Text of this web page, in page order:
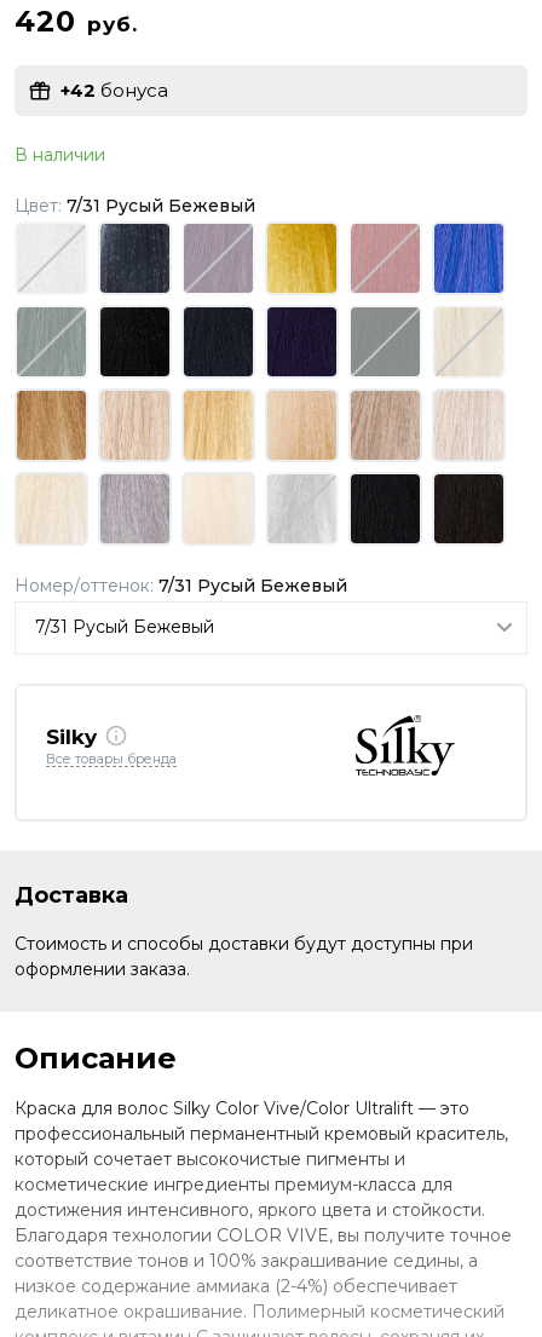
420 руб.
+42 бонуса
В наличии
Цвет: 7/31 Русый Бежевый
Номер/оттенок: 7/31 Русый Бежевый
Silky
Все товары бренда
Доставка
Стоимость и способы доставки будут доступны при
оформлении заказа.
Описание
Краска для волос Silky Color Vive/Color Ultralift — это
профессиональный перманентный кремовый краситель,
который сочетает высокочистые пигменты и
косметические ингредиенты премиум-класса для
достижения интенсивного, яркого цвета и стойкости.
Благодаря технологии COLOR VIVE, вы получите точное
соответствие тонов и 100% закрашивание седины, а
низкое содержание аммиака (2-4%) обеспечивает
деликатное окрашивание. Полимерный косметический